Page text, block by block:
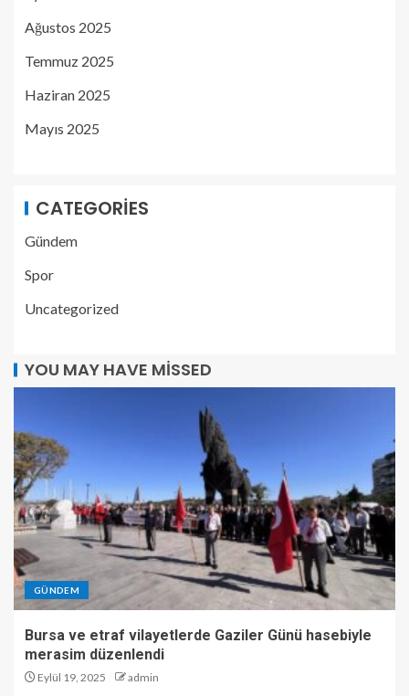
Ağustos 2025
Temmuz 2025
Haziran 2025
Mayıs 2025
CATEGORIES
Gündem
Spor
Uncategorized
YOU MAY HAVE MISSED
GÜNDEM
Bursa ve etraf vilayetlerde Gaziler Günü hasebiyle
merasim düzenlendi
Eylül 19, 2025 admin